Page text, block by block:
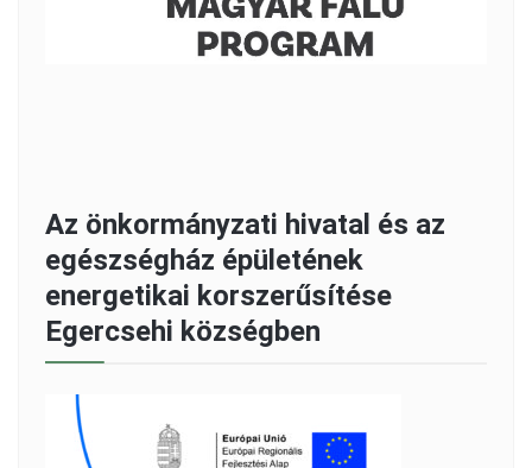
Az önkormányzati hivatal és az
egészségház épületének
energetikai korszerűsítése
Egercsehi községben